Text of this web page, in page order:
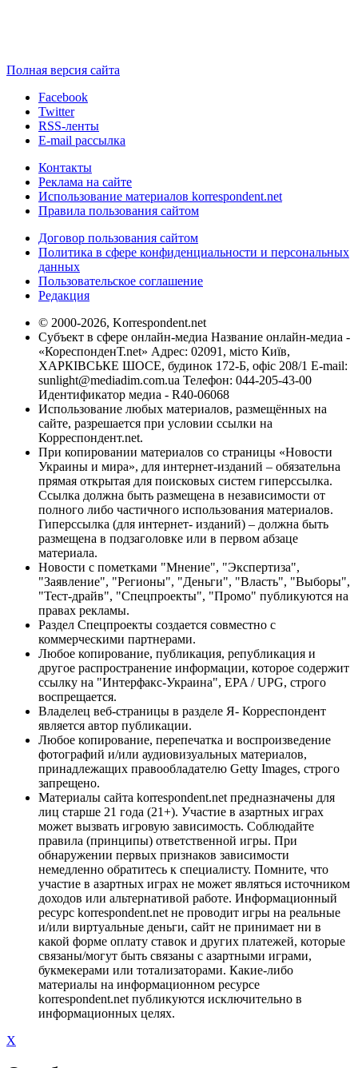
Полная версия сайта
Facebook
Twitter
RSS-ленты
E-mail рассылка
Контакты
Реклама на сайте
Использование материалов korrespondent.net
Правила пользования сайтом
Договор пользования сайтом
Политика в сфере конфиденциальности и персональных
данных
Пользовательское соглашение
Редакция
© 2000-2026, Korrespondent.net
Субъект в сфере онлайн-медиа Название онлайн-медиа -
«КореспонденТ.net» Адрес: 02091, місто Київ,
ХАРКІВСЬКЕ ШОСЕ, будинок 172-Б, офіс 208/1 E-mail:
sunlight@mediadim.com.ua Телефон: 044-205-43-00
Идентификатор медиа - R40-06068
Использование любых материалов, размещённых на
сайте, разрешается при условии ссылки на
Корреспондент.net.
При копировании материалов со страницы «Новости
Украины и мира», для интернет-изданий – обязательна
прямая открытая для поисковых систем гиперссылка.
Ссылка должна быть размещена в независимости от
полного либо частичного использования материалов.
Гиперссылка (для интернет- изданий) – должна быть
размещена в подзаголовке или в первом абзаце
материала.
Новости с пометками "Мнение", "Экспертиза",
"Заявление", "Регионы", "Деньги", "Власть", "Выборы",
"Тест-драйв", "Спецпроекты", "Промо" публикуются на
правах рекламы.
Раздел Спецпроекты создается совместно с
коммерческими партнерами.
Любое копирование, публикация, републикация и
другое распространение информации, которое содержит
ссылку на "Интерфакс-Украина", EPA / UPG, строго
воспрещается.
Владелец веб-страницы в разделе Я- Корреспондент
является автор публикации.
Любое копирование, перепечатка и воспроизведение
фотографий и/или аудиовизуальных материалов,
принадлежащих правообладателю Getty Images, строго
запрещено.
Материалы сайта korrespondent.net предназначены для
лиц старше 21 года (21+). Участие в азартных играх
может вызвать игровую зависимость. Соблюдайте
правила (принципы) ответственной игры. При
обнаружении первых признаков зависимости
немедленно обратитесь к специалисту. Помните, что
участие в азартных играх не может являться источником
доходов или альтернативой работе. Информационный
ресурс korrespondent.net не проводит игры на реальные
и/или виртуальные деньги, сайт не принимает ни в
какой форме оплату ставок и других платежей, которые
связаны/могут быть связаны с азартными играми,
букмекерами или тотализаторами. Какие-либо
материалы на информационном ресурсе
korrespondent.net публикуются исключительно в
информационных целях.
X